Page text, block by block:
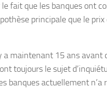
fait que les banques ont
principale que le
a maintenant 15 ans avant
toujours le sujet
banques actuellement n’a